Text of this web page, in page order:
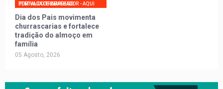
PORTAL DO TRABALHADOR - AQUI TEM VAGA DE EMPREGO
Dia dos Pais movimenta
churrascarias e fortalece
tradição do almoço em
família
05 Agosto, 2026